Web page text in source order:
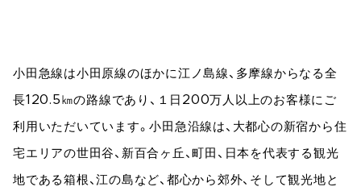
小田急線は小田原線のほかに江ノ島線、多摩線からなる全
長120.5㎞の路線であり、１日200万人以上のお客様にご
利用いただいています。小田急沿線は、大都心の新宿から住
宅エリアの世田谷、新百合ヶ丘、町田、日本を代表する観光
地である箱根、江の島など、都心から郊外、そして観光地と